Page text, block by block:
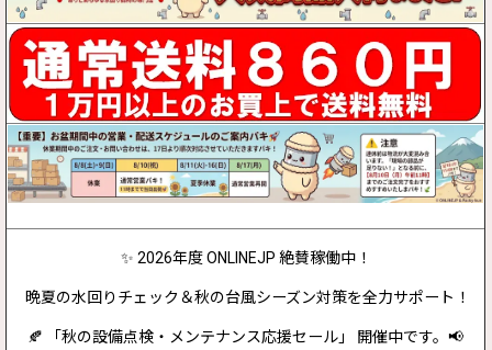
✨ 2026年度 ONLINEJP 絶賛稼働中！
晩夏の水回りチェック＆秋の台風シーズン対策を全力サポート！
🍂 「秋の設備点検・メンテナンス応援セール」 開催中です。📢